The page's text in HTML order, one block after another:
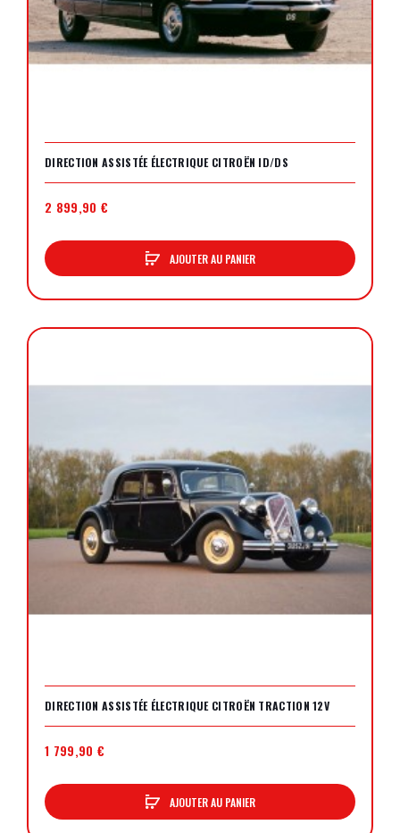
DIRECTION ASSISTÉE ÉLECTRIQUE CITROËN ID/DS
2 899,90 €
AJOUTER AU PANIER
DIRECTION ASSISTÉE ÉLECTRIQUE CITROËN TRACTION 12V
1 799,90 €
AJOUTER AU PANIER